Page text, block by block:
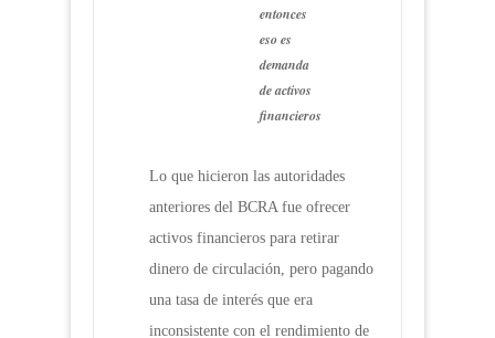
entonces
eso es
demanda
de activos
financieros
Lo que hicieron las autoridades
anteriores del BCRA fue ofrecer
activos financieros para retirar
dinero de circulación, pero pagando
una tasa de interés que era
inconsistente con el rendimiento de